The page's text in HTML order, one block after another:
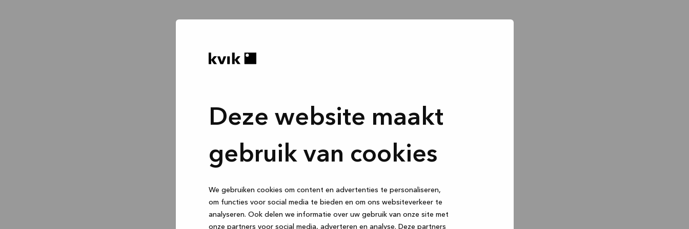
Deze website maakt
gebruik van cookies
We gebruiken cookies om content en advertenties te personaliseren,
om functies voor social media te bieden en om ons websiteverkeer te
analyseren. Ook delen we informatie over uw gebruik van onze site met
onze partners voor social media, adverteren en analyse. Deze partners